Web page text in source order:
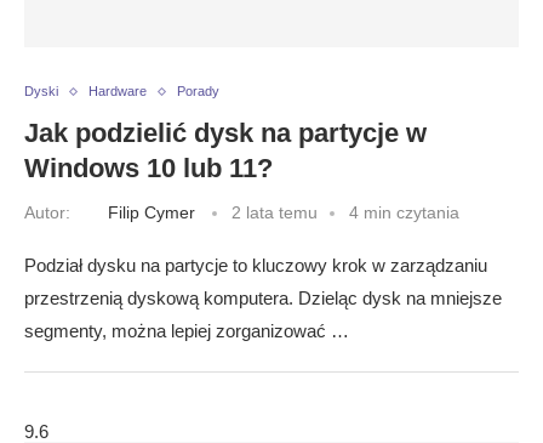
Dyski Hardware Porady
Jak podzielić dysk na partycje w
Windows 10 lub 11?
Autor: Filip Cymer 2 lata temu 4 min czytania
Podział dysku na partycje to kluczowy krok w zarządzaniu
przestrzenią dyskową komputera. Dzieląc dysk na mniejsze
segmenty, można lepiej zorganizować …
9.6